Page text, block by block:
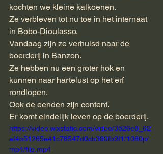
kochten we kleine kalkoenen.
Ze verbleven tot nu toe in het internaat
in Bobo-Dioulasso.
Vandaag zijn ze verhuisd naar de
boerderij in Banzon.
Ze hebben nu een groter hok en
kunnen naar hartelust op het erf
rondlopen.
Ook de eenden zijn content.
Er komt eindelijk leven op de boerderij.
https://video.wixstatic.com/video/3526e8_62
ef4b51265e41c78547d0cb360fb9f1/1080p/
mp4/file.mp4